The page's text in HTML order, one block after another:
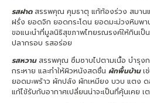
รสฝาดสรรพคุณ คุมธาตุ แก้ท้องร่วง สมาน
ฝรั่ง ยอดจิก ยอดกระโดน ยอดมะม่วงหิมพ
ขอแนะนำที่มูลนิธิสุขภาพไทยรณรงค์ให้กินเป็
ปลากรอบ รสอร่อย
รสหวานสรรพคุณ ซึมซาบไปตามเนื้อ บำรุง
กระหาย และทำให้ผิวหนังสดชื่น ผักพื้นบ้านเ
ยอดมะพร้าว ผักปลัง ผักเหมียง บวบ แตง
แก้ไข้รับกับอากาศเปลี่ยนน่าจะเป็นที่คุ้นเคย เ